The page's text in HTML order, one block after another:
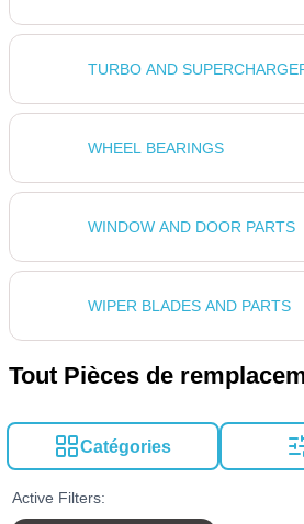
TURBO AND
WHEEL BEARINGS
WINDOW AND DOOR PARTS
WIPER BLADES AND PARTS
Tout Pièces de
Catégories
Active Filters: